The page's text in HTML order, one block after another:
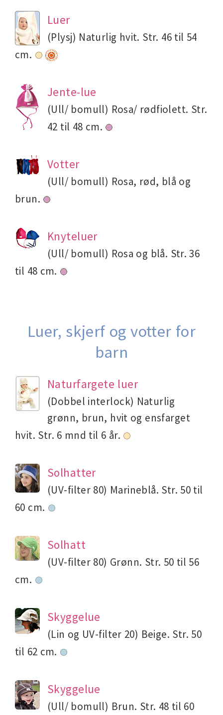
Luer
(Plysj) Naturlig hvit. Str. 46 til 54
cm.
Jente-lue
(Ull/ bomull) Rosa/ rødfiolett. Str.
42 til 48 cm.
Votter
(Ull/ bomull) Rosa, rød, blå og
brun.
Knyteluer
(Ull/ bomull) Rosa og blå. Str. 36
til 48 cm.
Luer, skjerf og votter for
barn
Naturfargete luer
(Dobbel interlock) Naturlig
grønn, brun, hvit og ensfarget
hvit. Str. 6 mnd til 6 år.
Solhatter
(UV-filter 80) Marineblå. Str. 50 til
60 cm.
Solhatt
(UV-filter 80) Grønn. Str. 50 til 56
cm.
Skyggelue
(Lin og UV-filter 20) Beige. Str. 50
til 62 cm.
Skyggelue
(Ull/ bomull) Brun. Str. 48 til 60